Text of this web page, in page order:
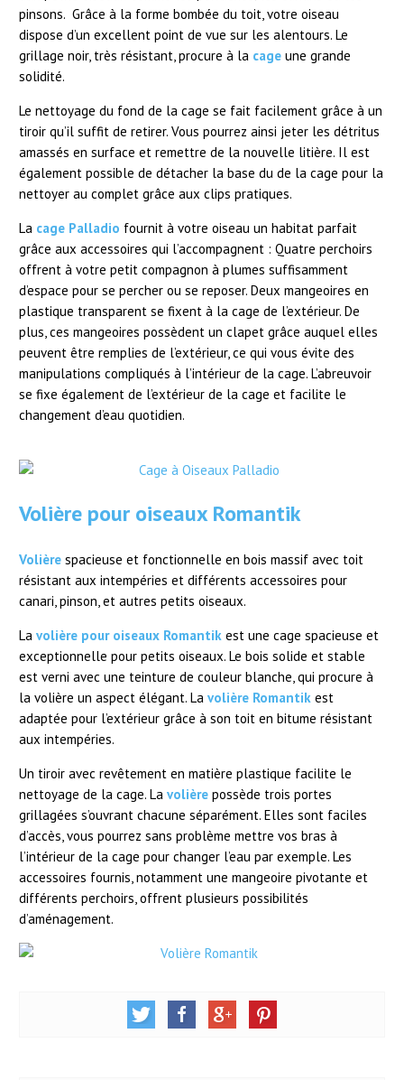
pinsons. Grâce à la forme bombée du toit, votre oiseau
dispose d’un excellent point de vue sur les alentours. Le
grillage noir, très résistant, procure à la cage une grande
solidité.
Le nettoyage du fond de la cage se fait facilement grâce à un
tiroir qu’il suffit de retirer. Vous pourrez ainsi jeter les détritus
amassés en surface et remettre de la nouvelle litière. Il est
également possible de détacher la base du de la cage pour la
nettoyer au complet grâce aux clips pratiques.
La cage Palladio fournit à votre oiseau un habitat parfait
grâce aux accessoires qui l’accompagnent : Quatre perchoirs
offrent à votre petit compagnon à plumes suffisamment
d’espace pour se percher ou se reposer. Deux mangeoires en
plastique transparent se fixent à la cage de l’extérieur. De
plus, ces mangeoires possèdent un clapet grâce auquel elles
peuvent être remplies de l’extérieur, ce qui vous évite des
manipulations compliqués à l’intérieur de la cage. L’abreuvoir
se fixe également de l’extérieur de la cage et facilite le
changement d’eau quotidien.
Volière pour oiseaux Romantik
Volière spacieuse et fonctionnelle en bois massif avec toit
résistant aux intempéries et différents accessoires pour
canari, pinson, et autres petits oiseaux.
La volière pour oiseaux Romantik est une cage spacieuse et
exceptionnelle pour petits oiseaux. Le bois solide et stable
est verni avec une teinture de couleur blanche, qui procure à
la volière un aspect élégant. La volière Romantik est
adaptée pour l’extérieur grâce à son toit en bitume résistant
aux intempéries.
Un tiroir avec revêtement en matière plastique facilite le
nettoyage de la cage. La volière possède trois portes
grillagées s’ouvrant chacune séparément. Elles sont faciles
d’accès, vous pourrez sans problème mettre vos bras à
l’intérieur de la cage pour changer l’eau par exemple. Les
accessoires fournis, notamment une mangeoire pivotante et
différents perchoirs, offrent plusieurs possibilités
d’aménagement.